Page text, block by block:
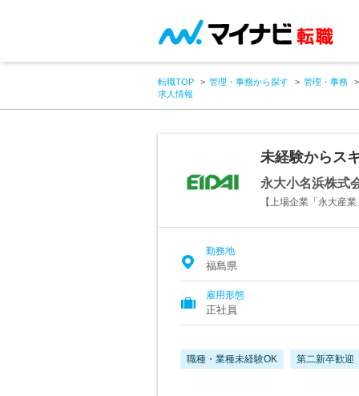
転職TOP 管理・事務から探す
管理・事務
求人情報
未経験からス
永大小名浜株式
【上場企業「永大産
勤務地
福島県
雇用形態
正社員
職種・業種未経験OK 第二新卒歓迎